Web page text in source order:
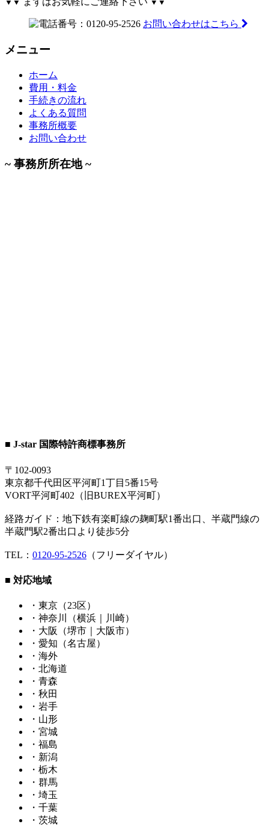
▼▼ ▼▼
お問い合わせはこちら
メニュー
ホーム
費用・料金
手続きの流れ
よくある質問
事務所概要
お問い合わせ
~ 事務所所在地 ~
■ J-star 国際特許商標事務所
〒102-0093
東京都千代田区平河町1丁目5番15号
VORT平河町402（旧BUREX平河町）
経路ガイド：地下鉄有楽町線の麹町駅1番出口、半蔵門線の
半蔵門駅2番出口より徒歩5分
TEL： 0120-95-2526 （フリーダイヤル）
■ 対応地域
・東京（23区）
・神奈川（横浜｜川崎）
・大阪（堺市｜大阪市）
・愛知（名古屋）
・海外
・北海道
・青森
・秋田
・岩手
・山形
・宮城
・福島
・新潟
・栃木
・群馬
・埼玉
・千葉
・茨城